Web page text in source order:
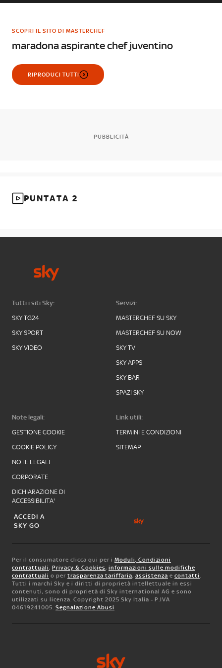
SCOPRI IL SITO DI MASTERCHEF
maradona aspirante chef juventino
RIPRODUCI TUTTI
PUBBLICITÀ
PUNTATA 2
Tutti i siti Sky:
SKY TG24
SKY SPORT
SKY VIDEO
Servizi:
MASTERCHEF SU SKY
MASTERCHEF SU NOW
SKY TV
SKY APPS
SKY BAR
SPAZI SKY
Note legali:
GESTIONE COOKIE
COOKIE POLICY
NOTE LEGALI
CORPORATE
DICHIARAZIONE DI
ACCESSIBILITA'
Link utili:
TERMINI E CONDIZIONI
SITEMAP
ACCEDI A
SKY GO
Per il consumatore clicca qui per i Moduli, Condizioni
contrattuali, Privacy & Cookies, informazioni sulle modifiche
contrattuali o per trasparenza tariffaria, assistenza e contatti.
Tutti i marchi Sky e i diritti di proprietà intellettuale in essi
contenuti, sono di proprietà di Sky international AG e sono
utilizzati su licenza. Copyright 2025 Sky Italia - P.IVA
04619241005. Segnalazione Abusi